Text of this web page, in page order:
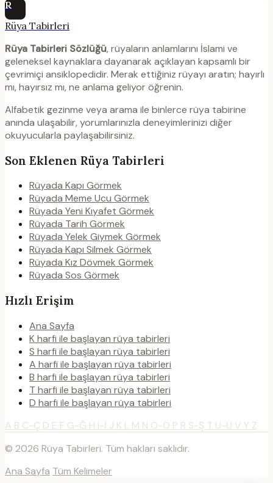
R
Rüya Tabirleri
Rüya Tabirleri Sözlüğü, rüyaların anlamlarını İslami ve
geleneksel kaynaklara dayanarak açıklayan kapsamlı bir
çevrimiçi ansiklopedidir. Merak ettiğiniz rüyayı aratın; hayırlı
mı, hayırsız mı, ne anlama geliyor öğrenin.
Alfabetik gezinme veya arama ile binlerce rüya tabirine
anında ulaşabilir, yorumlarınızla deneyimlerinizi diğer
okuyucularla paylaşabilirsiniz.
Son Eklenen Rüya Tabirleri
Rüyada Kapı Görmek
Rüyada Meme Ucu Görmek
Rüyada Yeni Kıyafet Görmek
Rüyada Tarih Görmek
Rüyada Yelek Giymek Görmek
Rüyada Kapı Silmek Görmek
Rüyada Kız Dövmek Görmek
Rüyada Sos Görmek
Hızlı Erişim
Ana Sayfa
K harfi ile başlayan rüya tabirleri
S harfi ile başlayan rüya tabirleri
A harfi ile başlayan rüya tabirleri
B harfi ile başlayan rüya tabirleri
T harfi ile başlayan rüya tabirleri
D harfi ile başlayan rüya tabirleri
A B C-Ç D E F G-Ğ H I-İ J K L M N O-Ö P R S-Ş T U-Ü V Y Z
© 2026 Rüya Tabirleri. Tüm hakları saklıdır.
Ana Sayfa Tüm Kelimeler